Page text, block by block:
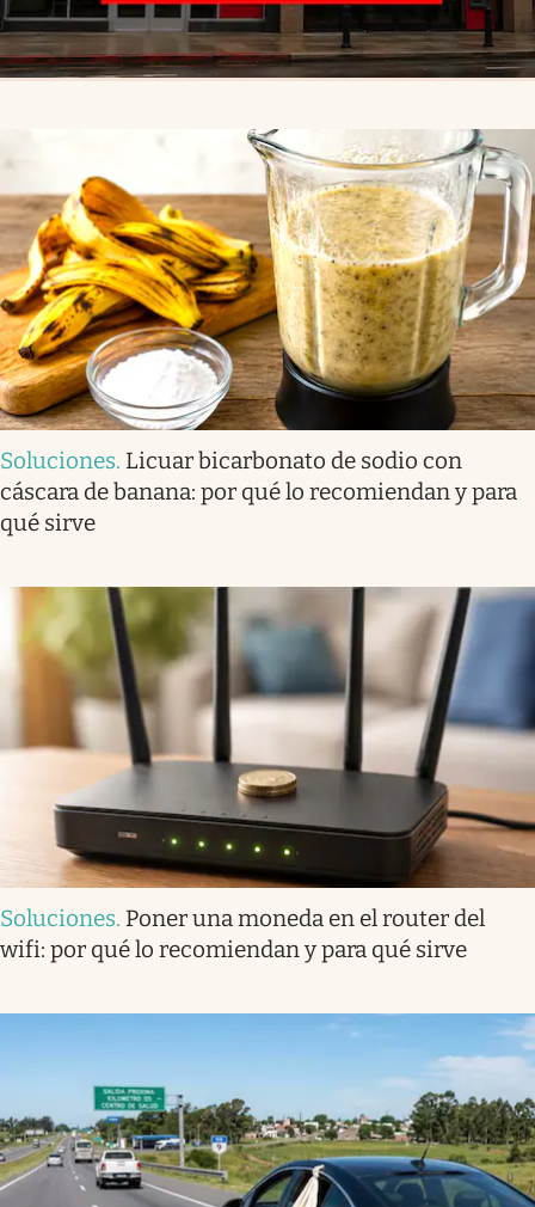
Soluciones. Licuar bicarbonato de sodio con
cáscara de banana: por qué lo recomiendan y para
qué sirve
Soluciones. Poner una moneda en el router del
wifi: por qué lo recomiendan y para qué sirve